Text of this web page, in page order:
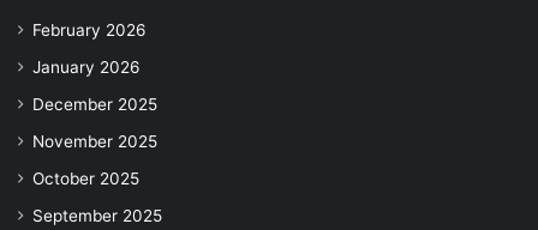
February 2026
January 2026
December 2025
November 2025
October 2025
September 2025